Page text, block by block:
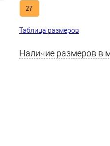
27
Таблица размеров
Наличие размеров в